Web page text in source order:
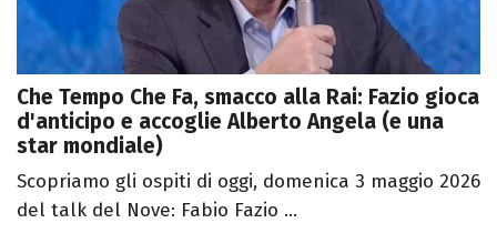
Che Tempo Che Fa, smacco alla Rai: Fazio gioca
d'anticipo e accoglie Alberto Angela (e una
star mondiale)
Scopriamo gli ospiti di oggi, domenica 3 maggio 2026
del talk del Nove: Fabio Fazio ...